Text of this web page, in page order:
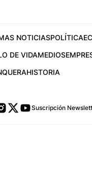
NOTICIASPOLÍTICA
DE VIDAMEDIOS
HISTORIA
Suscripción